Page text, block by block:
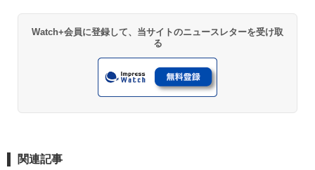
Watch+会員に登録して、当サイトのニュースレターを受け取
る
関連記事